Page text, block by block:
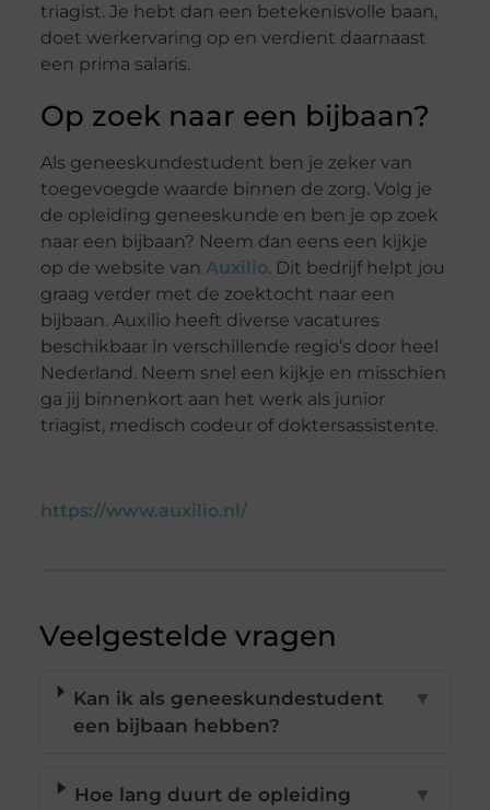
triagist. Je hebt dan een betekenisvolle baan,
doet werkervaring op en verdient daarnaast
een prima salaris.
Op zoek naar een bijbaan?
Als geneeskundestudent ben je zeker van
toegevoegde waarde binnen de zorg. Volg je
de opleiding geneeskunde en ben je op zoek
naar een bijbaan? Neem dan eens een kijkje
op de website van Auxilio. Dit bedrijf helpt jou
graag verder met de zoektocht naar een
bijbaan. Auxilio heeft diverse vacatures
beschikbaar in verschillende regio’s door heel
Nederland. Neem snel een kijkje en misschien
ga jij binnenkort aan het werk als junior
triagist, medisch codeur of doktersassistente.
https://www.auxilio.nl/
Veelgestelde vragen
Kan ik als geneeskundestudent
een bijbaan hebben?
▼
Hoe lang duurt de opleiding
▼